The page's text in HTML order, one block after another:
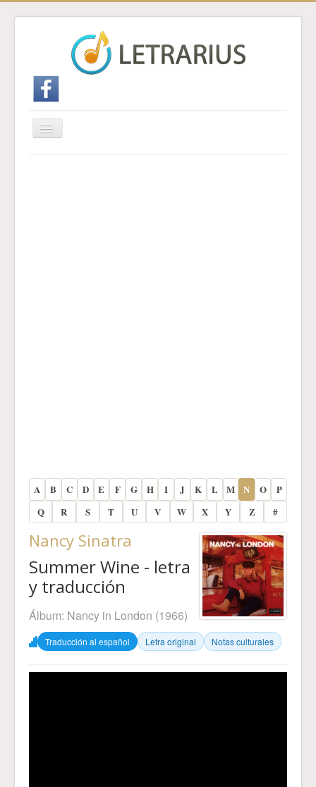
Cambiar
navegación
A B C D E F G H I J K L M N O
P
Q
R S T U V W X Y Z #
Nancy Sinatra
Summer Wine - letra
y traducción
Álbum: Nancy in London (1966)
Traducción al español Letra original Notas culturales